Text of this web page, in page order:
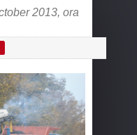
2013, ora